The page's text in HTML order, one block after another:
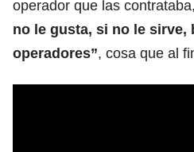
operador que las
no le gusta, si no le sirve,
operadores”, cosa que al